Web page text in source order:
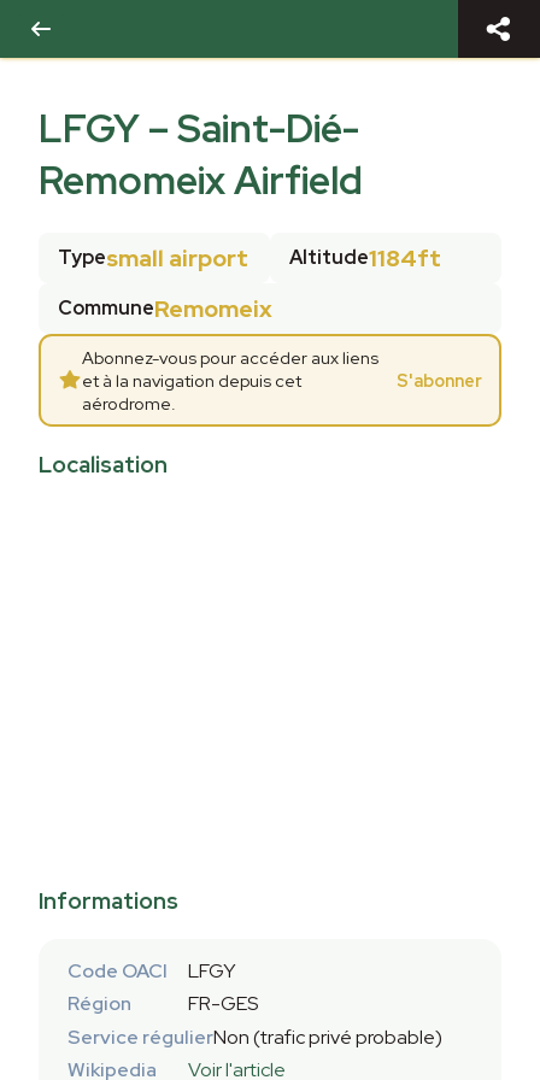
LFGY–Saint-Dié-
Remomeix Airfield
Typesmall airport Altitude1184ft
CommuneRemomeix
Abonnez-vous pour accéder aux liens
et à la navigation depuis cet
aérodrome.
S'abonner
Localisation
Informations
Code OACI
LFGY
Région
FR-GES
Service régulierNon (trafic privé probable)
Wikipedia
Voir l'article